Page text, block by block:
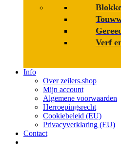
Verf
Info
Over zeilers.shop
Mijn account
Algemene voorwaarden
Herroepingsrecht
Cookiebeleid (EU)
Privacyverklaring (EU)
Contact